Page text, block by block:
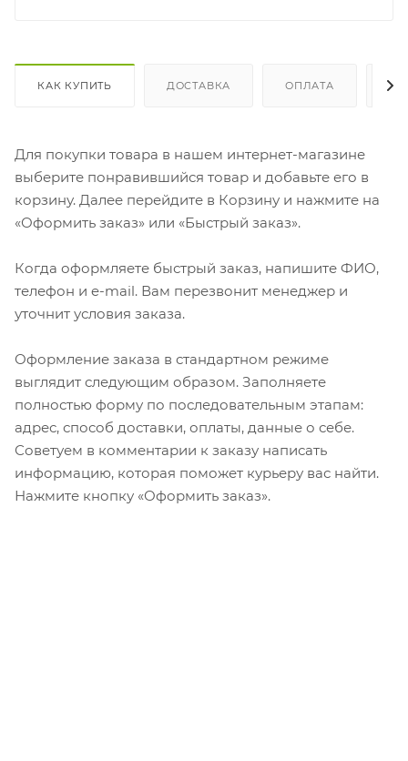
КАК КУПИТЬ ДОСТАВКА ОПЛАТА
Для покупки товара в нашем интернет-магазине
выберите понравившийся товар и добавьте его в
корзину. Далее перейдите в Корзину и нажмите на
«Оформить заказ» или «Быстрый заказ».
Когда оформляете быстрый заказ, напишите ФИО,
телефон и e-mail. Вам перезвонит менеджер и
уточнит условия заказа.
Оформление заказа в стандартном режиме
выглядит следующим образом. Заполняете
полностью форму по последовательным этапам:
адрес, способ доставки, оплаты, данные о себе.
Советуем в комментарии к заказу написать
информацию, которая поможет курьеру вас найти.
Нажмите кнопку «Оформить заказ».